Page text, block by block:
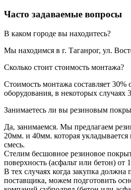
Часто задаваемые вопросы
В каком городе вы находитесь?
Мы находимся в г. Таганрог, ул.
Сколько стоит стоимость монтажа?
Стоимость монтажа составляет 30%
оборудования, в некоторых случаях
Занимаетесь ли вы резиновым
Да, занимаемся. Мы предлагаем
20мм. и 40мм. которая
смесь.
Стелим бесшовное резиновое
поверхность (асфальт или бетон) от
В тех случаях когда закупка должна
поставщика, можем подготовить